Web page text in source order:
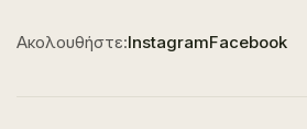
Ακολουθήστε:InstagramFacebook